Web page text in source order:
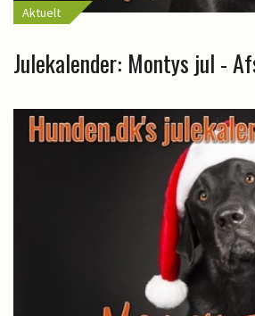
Aktuelt
Julekalender: Montys jul -